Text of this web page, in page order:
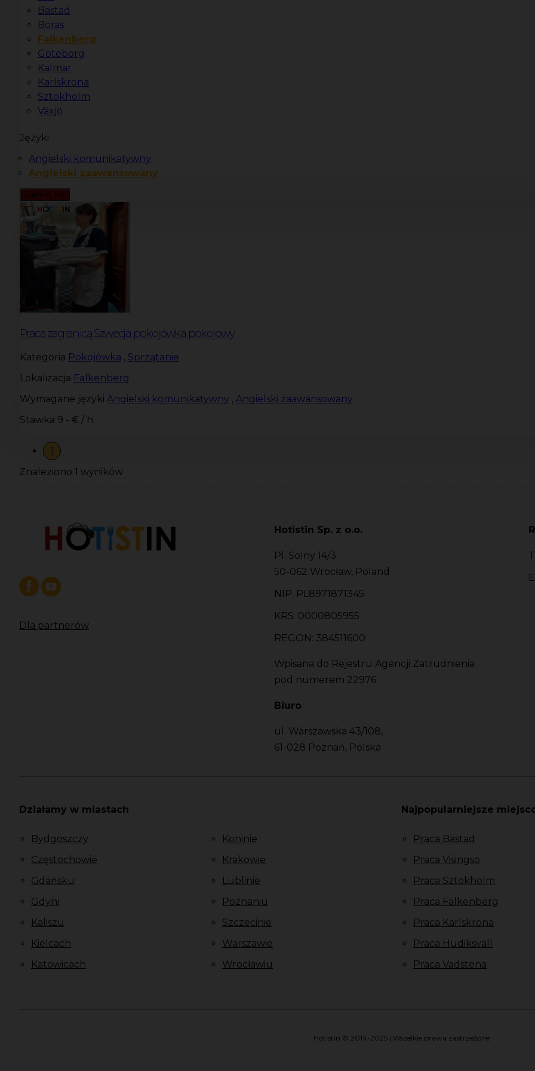
Bastad
Boras
Falkenberg
Göteborg
Kalmar
Karlskrona
Sztokholm
Växjö
Języki
Angielski komunikatywny
Angielski zaawansowany
Zamknij filtr
Praca zagranicą Szwecja pokojówka pokojowy
Kategoria Pokojówka , Sprzątanie
Lokalizacja Falkenberg
Wymagane języki Angielski komunikatywny , Angielski zaawansowany
Stawka 9 - € / h
1
Znaleziono 1 wyników
Dla partnerów
Hotistin Sp. z o.o.
Pl. Solny 14/3
50-062 Wrocław, Poland
NIP: PL8971871345
KRS: 0000805955
REGON: 384511600
Wpisana do Rejestru Agencji Zatrudnienia
pod numerem 22976
Biuro
ul. Warszawska 43/108,
61-028 Poznań, Polska
Działamy w miastach
Bydgoszczy
Częstochowie
Gdańsku
Gdyni
Kaliszu
Kielcach
Katowicach
Koninie
Krakowie
Lublinie
Poznaniu
Szczecinie
Warszawie
Wrocławiu
Najpopularniejsze
Praca Bastad
Praca Visingsö
Praca Sztokholm
Praca Falkenberg
Praca Karlskrona
Praca Hudiksvall
Praca Vadstena
Hotistin © 2014-2025 | Wszelkie prawa zastrzeżone